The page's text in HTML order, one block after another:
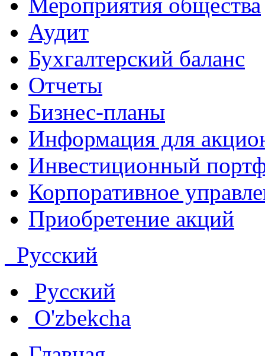
Аудит
Бухгалтерский баланс
Отчеты
Бизнес-планы
Информация для
Инвестиционный
Корпоративное
Приобретение акций
Русский
Русский
O'zbekcha